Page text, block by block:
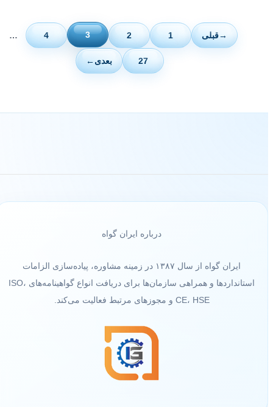
→قبلی 3
…
27 بعدی←
درباره ایران گواه
ایران گواه از سال ۱۳۸۷ در زمینه مشاوره، پیاده‌سازی الزامات
استانداردها و همراهی سازمان‌ها برای دریافت انواع گواهینامه‌های ISO،
CE، HSE و مجوزهای مرتبط فعالیت می‌کند.